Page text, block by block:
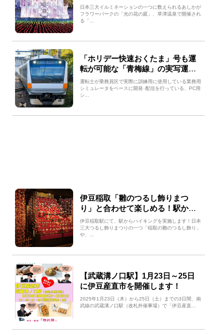
ポット3選！
日本三大イルミネーションの一つに数えられるあしかが
フラワーパークの「光の花の庭」、草津温泉で開催され
る「...
「ホリデー快速おくたま」号も運
転が可能な「青梅線」の実写運転
シミュレータが2024年11月28日
(木)配信開始
運転士が乗務員区で実際に訓練用に使用している業務用
シミュレータをベースに開発･配信を行っている、PC用
シ...
伊豆稲取「雛のつるし飾りまつ
り」と合わせて楽しめる！駅から
ハイキングコースの紹介！
伊豆稲取駅にて、駅からハイキングを実施します！日本
三大つるし飾りまつりの一つ「稲取の雛のつるし飾り」
や、...
【武蔵溝ノ口駅】1月23日～25日
に伊豆産直市を開催します！
2025年1月23日（木）から25日（土）までの3日間、南
武線の武蔵溝ノ口駅（改札外催事場）で「伊豆産直...